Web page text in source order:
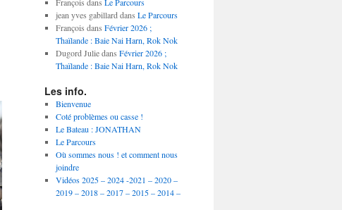
jean yves gabillard dans Le Parcours
François dans Février 2026 ;
Thaïlande : Baie Nai Harn, Rok Nok
Dugord Juliedans Février 2026 ;
Thaïlande : Baie Nai Harn, Rok Nok
Les info.
Bienvenue
Coté problèmes ou casse !
Le Bateau : JONATHAN
Le Parcours
Où sommes nous ! et comment nous
joindre
Vidéos 2025 – 2024 -2021 – 2020 –
2019 – 2018 – 2017 – 2015 – 2014 –